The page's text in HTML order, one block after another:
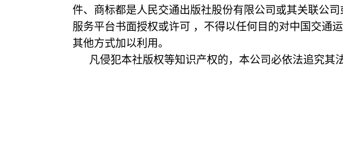
件、商标都是人民交通出版社股份有限公司或其关联公
服务平台书面授权或许可 ，不得以任何目的对中国交通
其他方式加以利用。
凡侵犯本社版权等知识产权的，本公司必依法追究其